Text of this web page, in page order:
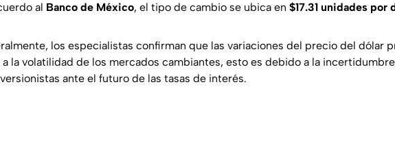
al Banco de México, el tipo de cambio se ubica en $17.31 unidades por
los especialistas confirman que las variaciones del precio del dólar
la volatilidad de los mercados cambiantes, esto es debido a la
ante el futuro de las tasas de interés.